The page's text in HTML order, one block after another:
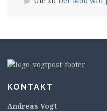
KONTAKT
Andreas Vogt